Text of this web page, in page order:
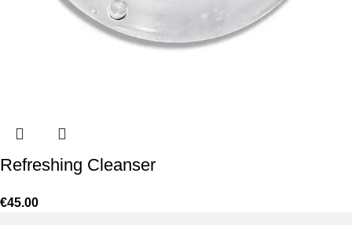
Refreshing Cleanser
€45.00